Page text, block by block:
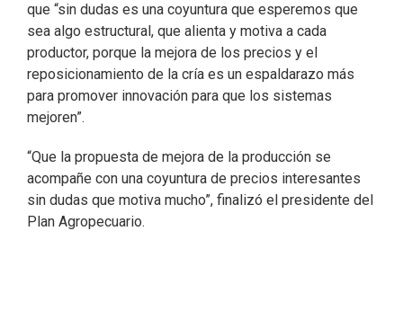
que “sin dudas es una coyuntura que esperemos que
sea algo estructural, que alienta y motiva a cada
productor, porque la mejora de los precios y el
reposicionamiento de la cría es un espaldarazo más
para promover innovación para que los sistemas
mejoren”.
“Que la propuesta de mejora de la producción se
acompañe con una coyuntura de precios interesantes
sin dudas que motiva mucho”, finalizó el presidente del
Plan Agropecuario.